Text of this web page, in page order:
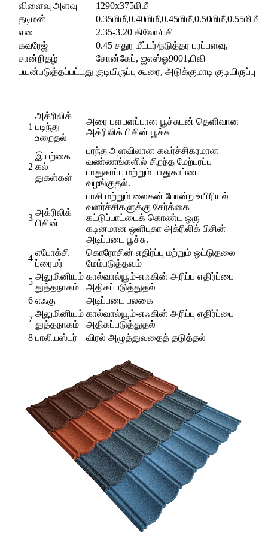
விளைவு அளவு
1290x375மிமீ
தடிமன்
0.35மிமீ,0.40மிமீ,0.45மிமீ,0.50மிமீ,0.55மிமீ
எடை
2.35-3.20 கிலோ/பசி
கவரேஜ்
0.45 சதுர மீட்டர்/நடுத்தர பரப்பளவு,
சான்றிதழ்
சோன்கேப், ஐஎஸ்ஓ9001,பிவி
பயன்படுத்தப்பட்டது குடியிருப்பு கூரை, அடுக்குமாடி குடியிருப்பு
1
அக்ரிலிக்
படிந்து
உறைதல்
அரை பளபளப்பான பூச்சுடன் தெளிவான
அக்ரிலிக் பிசின் பூச்சு
2
இயற்கை
கல்
துகள்கள்
பரந்த அளவிலான கவர்ச்சிகரமான
வண்ணங்களில் சிறந்த மேற்பரப்பு
பாதுகாப்பு மற்றும் பாதுகாப்பை
வழங்குதல்.
3
அக்ரிலிக்
பிசின்
பாசி மற்றும் லைகன் போன்ற உயிரியல்
வளர்ச்சிகளுக்கு சேர்க்கை
கட்டுப்பாட்டைக் கொண்ட ஒரு
கடினமான ஒளிபுகா அக்ரிலிக் பிசின்
அடிப்படை பூச்சு.
4
எபோக்சி
ப்ரைமர்
கொரோசின் எதிர்ப்பு மற்றும் ஒட்டுதலை
மேம்படுத்தவும்
5
அலுமினியம்
துத்தநாகம்
கால்வால்யூம்-எஃகின் அரிப்பு எதிர்ப்பை
அதிகப்படுத்துதல்
6 எஃகு
அடிப்படை பலகை
7
அலுமினியம்
துத்தநாகம்
கால்வால்யூம்-எஃகின் அரிப்பு எதிர்ப்பை
அதிகப்படுத்துதல்
8 பாலியஸ்டர் விரல் அழுத்துவதைத் தடுத்தல்